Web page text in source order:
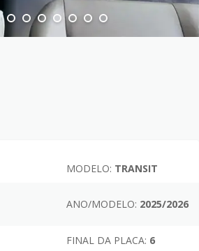
MODELO: TRANSIT
ANO/MODELO: 2025/2026
FINAL DA PLACA: 6